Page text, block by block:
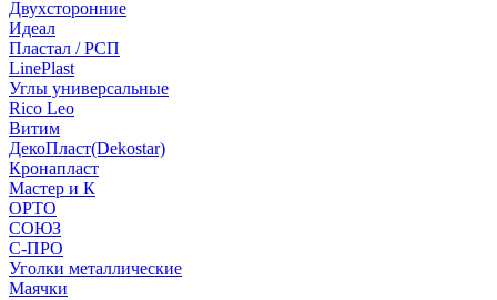
Двухсторонние
Идеал
Пластал / РСП
LinePlast
Углы универсальные
Rico Leo
Витим
ДекоПласт(Dekostar)
Кронапласт
Мастер и К
ОРТО
СОЮЗ
С-ПРО
Уголки металлические
Маячки